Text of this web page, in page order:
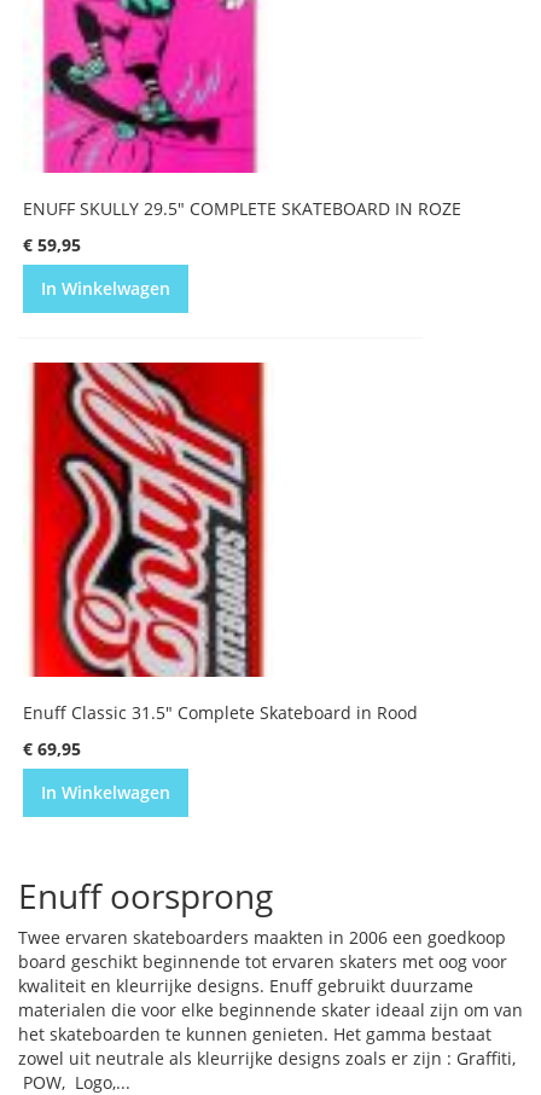
ENUFF SKULLY 29.5" COMPLETE SKATEBOARD IN ROZE
€ 59,95
In Winkelwagen
Enuff Classic 31.5" Complete Skateboard in Rood
€ 69,95
In Winkelwagen
Enuff oorsprong
Twee ervaren skateboarders maakten in 2006 een goedkoop
board geschikt beginnende tot ervaren skaters met oog voor
kwaliteit en kleurrijke designs. Enuff gebruikt duurzame
materialen die voor elke beginnende skater ideaal zijn om van
het skateboarden te kunnen genieten. Het gamma bestaat
zowel uit neutrale als kleurrijke designs zoals er zijn : Graffiti,
POW, Logo,...